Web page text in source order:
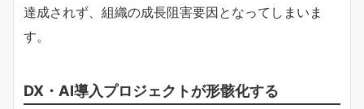
達成されず、組織の成長阻害要因となってしまいま
す。
DX・AI導入プロジェクトが形骸化する